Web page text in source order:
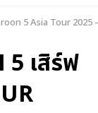
5 Asia Tour
เสิร์ฟ